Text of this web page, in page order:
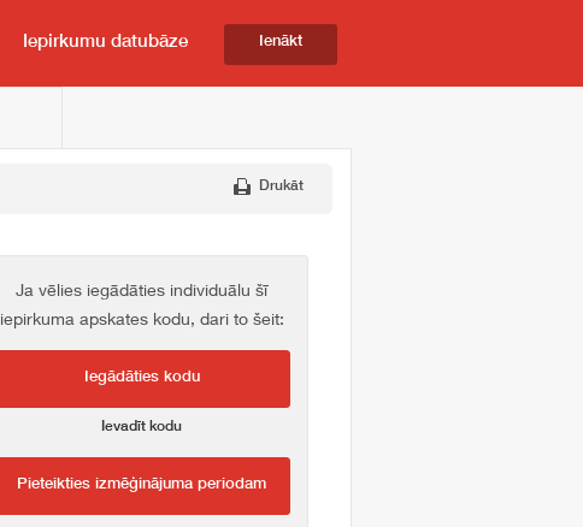
Iepirkumu datubāze Ienākt
Drukāt
Ja vēlies iegādāties individuālu šī
iepirkuma apskates kodu, dari to šeit:
Iegādāties kodu
Ievadīt kodu
Pieteikties izmēģinājuma periodam